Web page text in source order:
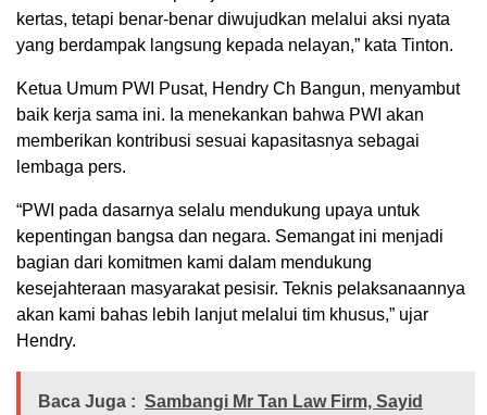
kertas, tetapi benar-benar diwujudkan melalui aksi nyata
yang berdampak langsung kepada nelayan,” kata Tinton.
Ketua Umum PWI Pusat, Hendry Ch Bangun, menyambut
baik kerja sama ini. Ia menekankan bahwa PWI akan
memberikan kontribusi sesuai kapasitasnya sebagai
lembaga pers.
“PWI pada dasarnya selalu mendukung upaya untuk
kepentingan bangsa dan negara. Semangat ini menjadi
bagian dari komitmen kami dalam mendukung
kesejahteraan masyarakat pesisir. Teknis pelaksanaannya
akan kami bahas lebih lanjut melalui tim khusus,” ujar
Hendry.
Baca Juga : Sambangi Mr Tan Law Firm, Sayid